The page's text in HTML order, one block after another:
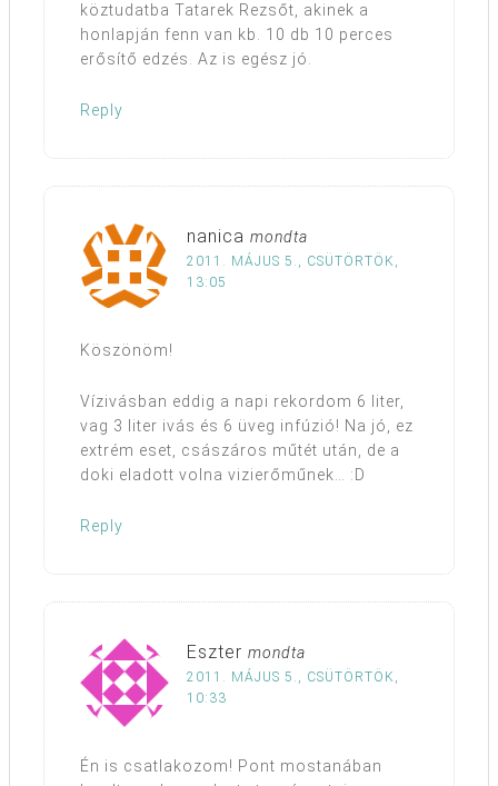
köztudatba Tatarek Rezsőt, akinek a
honlapján fenn van kb. 10 db 10 perces
erősítő edzés. Az is egész jó.
Reply
nanica mondta
2011. MÁJUS 5., CSÜTÖRTÖK,
13:05
Köszönöm!
Vízivásban eddig a napi rekordom 6 liter,
vag 3 liter ivás és 6 üveg infúzió! Na jó, ez
extrém eset, császáros műtét után, de a
doki eladott volna vizierőműnek… :D
Reply
Eszter mondta
2011. MÁJUS 5., CSÜTÖRTÖK,
10:33
Én is csatlakozom! Pont mostanában